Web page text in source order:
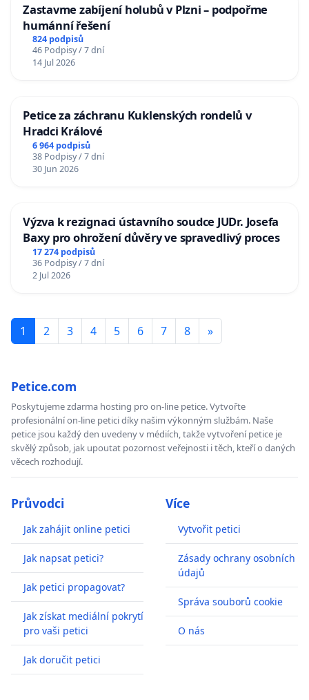
Zastavme zabíjení holubů v Plzni – podpořme
humánní řešení
824 podpisů
46 Podpisy / 7 dní
14 Jul 2026
Petice za záchranu Kuklenských rondelů v
Hradci Králové
6 964 podpisů
38 Podpisy / 7 dní
30 Jun 2026
Výzva k rezignaci ústavního soudce JUDr. Josefa
Baxy pro ohrožení důvěry ve spravedlivý proces
17 274 podpisů
36 Podpisy / 7 dní
2 Jul 2026
1 2 3 4 5 6 7 8 »
Petice.com
Poskytujeme zdarma hosting pro on-line petice. Vytvořte
profesionální on-line petici díky našim výkonným službám. Naše
petice jsou každý den uvedeny v médiích, takže vytvoření petice je
skvělý způsob, jak upoutat pozornost veřejnosti i těch, kteří o daných
věcech rozhodují.
Průvodci
Jak zahájit online petici
Jak napsat petici?
Jak petici propagovat?
Jak získat mediální pokrytí
pro vaši petici
Jak doručit petici
Více
Vytvořit petici
Zásady ochrany osobních
údajů
Správa souborů cookie
O nás